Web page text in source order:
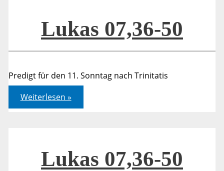
Lukas 07,36-50
Predigt für den 11. Sonntag nach Trinitatis
Lukas
07,36-
50
Weiterlesen »
Lukas 07,36-50